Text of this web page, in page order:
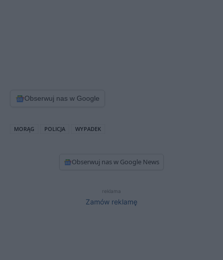
Obserwuj nas w Google
MORĄG POLICJA WYPADEK
Obserwuj nas w Google News
reklama
Zamów reklamę